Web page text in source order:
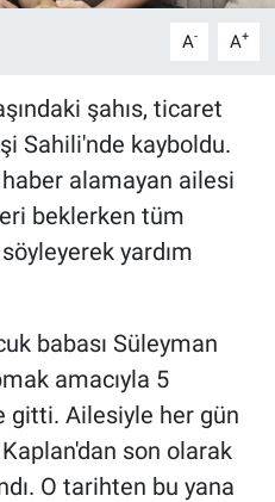
A- A+
şahıs, ticaret
Sahili'nde kayboldu.
alamayan ailesi
beklerken tüm
yardım
babası Süleyman
amacıyla 5
gitti. Ailesiyle her gün
son olarak
O tarihten bu yana